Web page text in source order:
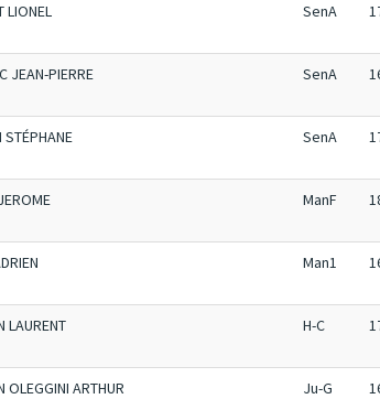
LIONEL SenA
JEAN-PIERRE SenA
STÉPHANE SenA
ManF
Man1
LAURENT H-C
OLEGGINI ARTHUR Ju-G